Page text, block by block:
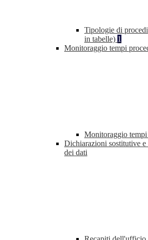
Tipologie di
in tabelle) 1
Monitoraggio tempi
Monitoraggio
Dichiarazioni sostitutive
dei dati